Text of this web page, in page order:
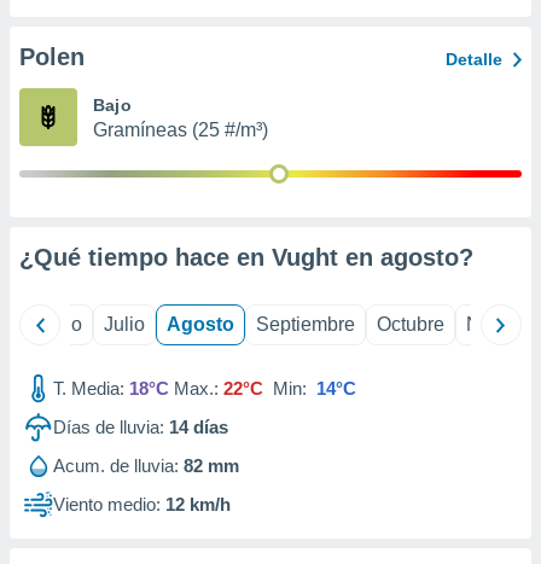
e
mediante
de
Polen Detalle
Bajo
Gramíneas (25 #/m³)
¿Qué tiempo hace en Vught en agosto?
Junio Julio Agosto Septiembre Octubre
T. Media: 18°C Max.: 22°C Min: 14°C
Días de lluvia: 14días
Acum. de lluvia: 82 mm
Viento medio: 12 km/h